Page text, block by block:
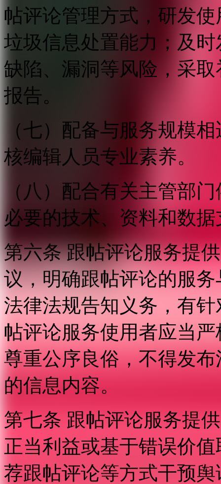
帖评论管理方式，研发
垃圾信息处置能力；及
缺陷、漏洞等风险，采
报告。
（七）配备与服务规模
核编辑人员专业素养。
（八）配合有关主管部
必要的技术、资料和数
第六条 跟帖评论服务提
议，明确跟帖评论的服
法律法规告知义务，有
帖评论服务使用者应当
尊重公序良俗，不得发
的信息内容。
第七条 跟帖评论服务提
正当利益或基于错误价
荐跟帖评论等方式干预